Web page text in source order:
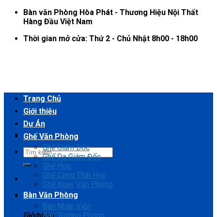
Skip
Bàn văn Phòng Hòa Phát - Thương Hiệu Nội Thất
Hàng Đầu Việt Nam
Thời gian mở cửa: Thứ 2 - Chủ Nhật 8h00 - 18h00
0
Trang Chủ
Giới thiệu
Dự Án
Ghế Văn Phòng
Ghế Giám Đốc
Ghế Da Giám Đốc
Ghế Họp
Ghế Công Thái Học
Ghế Xoay Văn Phòng
Bàn Văn Phòng
Bàn Nhân Viên